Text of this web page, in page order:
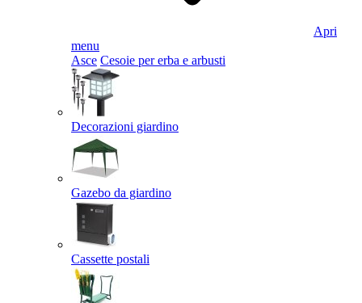
Apri
menu
Asce Cesoie per erba e arbusti
Decorazioni giardino
Gazebo da giardino
Cassette postali